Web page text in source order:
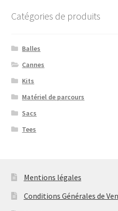
Catégories de produits
Balles
Cannes
Kits
Matériel de parcours
Sacs
Tees
Mentions légales
Conditions Générales de